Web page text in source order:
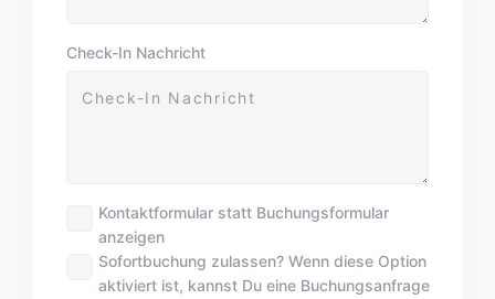
Check-In Nachricht
Kontaktformular statt Buchungsformular
anzeigen
Sofortbuchung zulassen? Wenn diese Option
aktiviert ist, kannst Du eine Buchungsanfrage